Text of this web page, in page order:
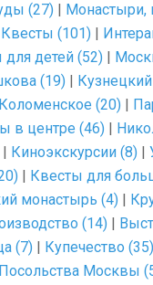
(27) | Монастыри,
Квесты (101) |
детей (52) |
(19) |
Коломенское (20) |
в центре (46) |
| Киноэкскурсии (8) |
| Квесты для
монастырь (4) |
(14) |
(7) | Купечество (35)
Посольства Москвы